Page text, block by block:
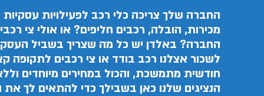
החברה שלך צריכה כלי רכב לפעילויות עסקיות
מכירות, הובלה, רכבים חליפים? או אולי צי
החברה? באלדן יש כל מה שצריך בשביל
לשכור אצלנו רכב בודד או צי רכבים לתקופה
חודשית מתמשכת, והכול במחירים מיוחדים
הנציגים שלנו כאן בשבילך כדי להתאים לך